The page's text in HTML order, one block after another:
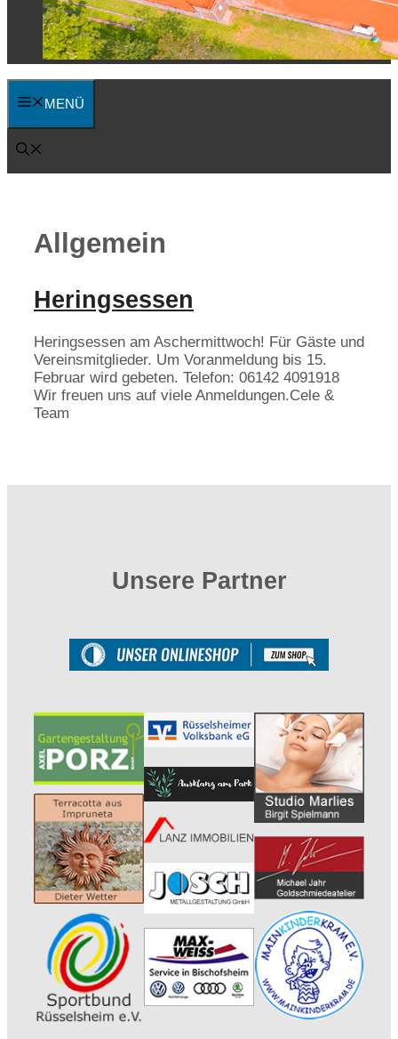
MENÜ
Allgemein
Heringsessen
Heringsessen am Aschermittwoch! Für Gäste und
Vereinsmitglieder. Um Voranmeldung bis 15.
Februar wird gebeten. Telefon: 06142 4091918
Wir freuen uns auf viele Anmeldungen.Cele &
Team
Unsere Partner